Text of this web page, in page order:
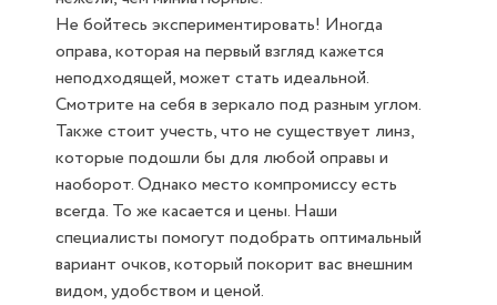
Не бойтесь экспериментировать! Иногда
оправа, которая на первый взгляд кажется
неподходящей, может стать идеальной.
Смотрите на себя в зеркало под разным углом.
Также стоит учесть, что не существует линз,
которые подошли бы для любой оправы и
наоборот. Однако место компромиссу есть
всегда. То же касается и цены. Наши
специалисты помогут подобрать оптимальный
вариант очков, который покорит вас внешним
видом, удобством и ценой.